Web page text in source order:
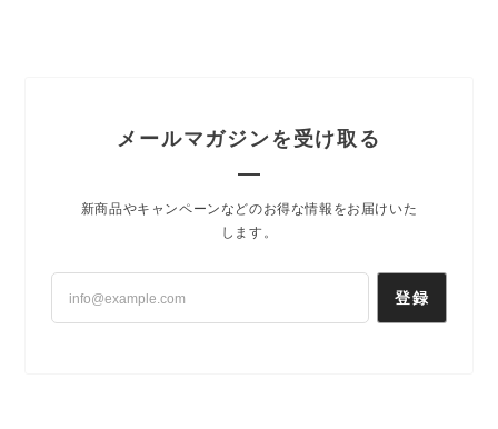
メールマガジンを受け取る
新商品やキャンペーンなどのお得な情報をお届けいた
します。
登録